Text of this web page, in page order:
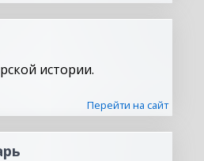
истории.
Перейти на сайт